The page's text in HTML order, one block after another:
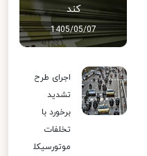
کند
1405/05/07
اجرای طرح
تشدید
برخورد با
تخلفات
موتورسیکل